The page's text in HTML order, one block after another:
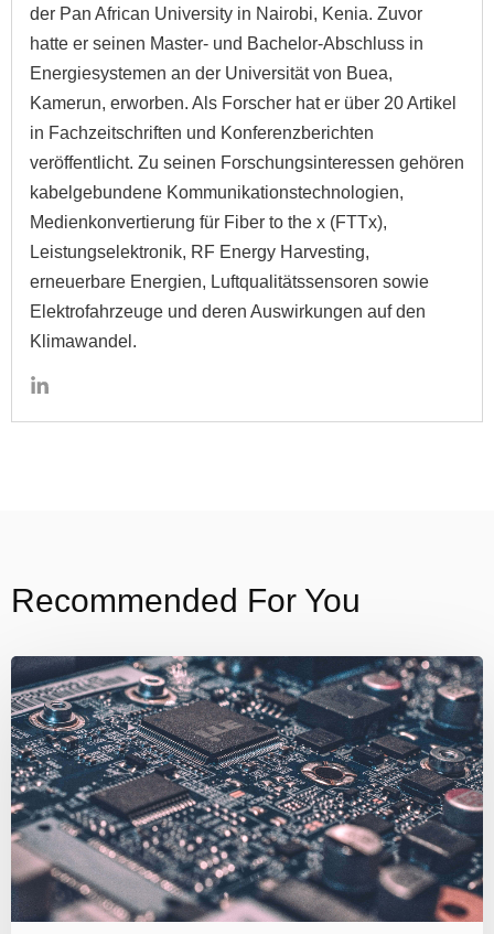
der Pan African University in Nairobi, Kenia. Zuvor
hatte er seinen Master- und Bachelor-Abschluss in
Energiesystemen an der Universität von Buea,
Kamerun, erworben. Als Forscher hat er über 20 Artikel
in Fachzeitschriften und Konferenzberichten
veröffentlicht. Zu seinen Forschungsinteressen gehören
kabelgebundene Kommunikationstechnologien,
Medienkonvertierung für Fiber to the x (FTTx),
Leistungselektronik, RF Energy Harvesting,
erneuerbare Energien, Luftqualitätssensoren sowie
Elektrofahrzeuge und deren Auswirkungen auf den
Klimawandel.
Recommended For You